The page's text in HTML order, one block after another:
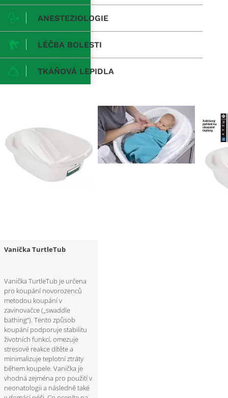
ANESTEZIOLOGIE
LÉČBA BOLESTI
TKÁŇOVÁ LEPIDLA
Vanička TurtleTub
Vanička TurtleTub je určena
pro koupání novorozenců
metodou koupání v
zavinovačce („swaddle
bathing“). Tento způsob
koupání podporuje stabilitu
životních funkcí, omezuje
stresové reakce dítěte a
minimalizuje teplotní ztráty
během koupele. Vanička je
vhodná zejména pro použití v
neonatologii a následně také